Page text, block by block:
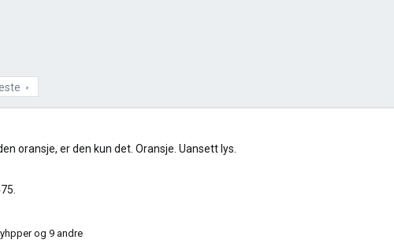
oransje, er den kun det. Oransje. Uansett lys.
.
og 9 andre